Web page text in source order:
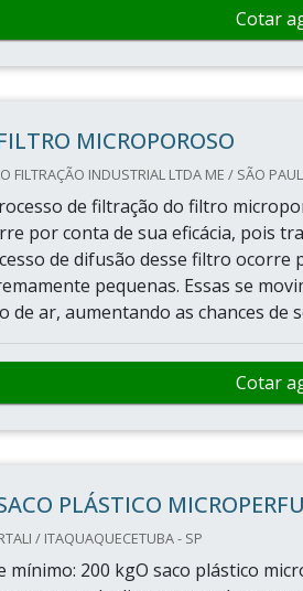
Cotar
MICROPOROSO
FILTRAÇÃO INDUSTRIAL LTDA ME / SÃO
de filtração do filtro
por conta de sua eficácia, pois
de difusão desse filtro ocorre
pequenas. Essas se
de ar, aumentando as chances de
Cotar
PLÁSTICO
/ ITAQUAQUECETUBA - SP
mínimo: 200 kgO saco plástico